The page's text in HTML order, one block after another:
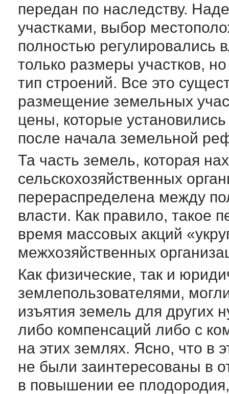
передан по наследству.
участками, выбор
полностью регулировались
только размеры участков,
тип строений. Все это
размещение земельных
цены, которые
после начала земельной
Та часть земель, которая
сельскохозяйственных
перераспределена между
власти. Как правило, такое
время массовых акций
межхозяйственных
Как физические, так и
землепользователями,
изъятия земель для других
либо компенсаций либо с
на этих землях. Ясно, что в
не были заинтересованы в
в повышении ее